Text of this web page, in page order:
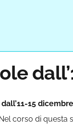
dall’11-15
corso di questa